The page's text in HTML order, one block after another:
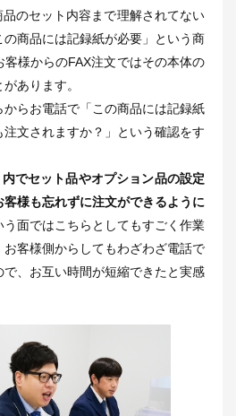
のセット内容まで理解されてない
の商品には記録紙が必要」という商
様からのFAX注文ではその本体の
あります。
らお電話で「この商品には記録紙
文されますか？」という確認をす
内でセット品やオプション品の設定
様も忘れずに注文ができるように
う面ではこちらとしてもすごく作業
客様側からしてもわざわざ電話で
、お互い時間が短縮できたと実感